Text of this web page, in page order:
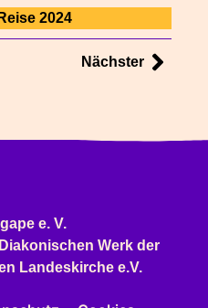
2024
Nächster
e. V.
Diakonischen Werk der
Landeskirche e.V.